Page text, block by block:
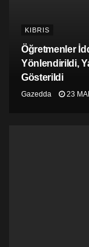
KIBRIS
Öğretmenler
Yönlendirildi,
Gösterildi
Gazedda 23